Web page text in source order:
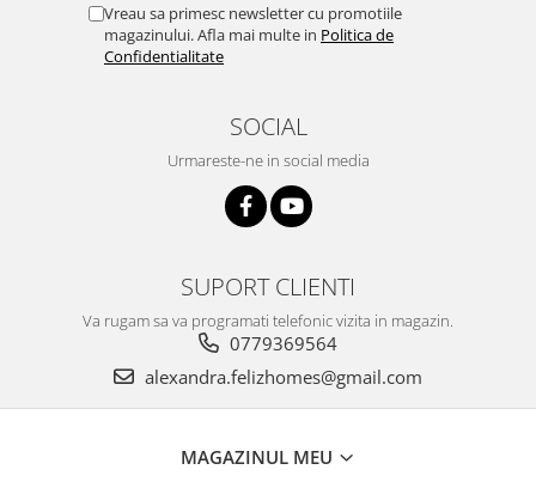
Vreau sa primesc newsletter cu promotiile
magazinului. Afla mai multe in Politica de
Confidentialitate
SOCIAL
Urmareste-ne in social media
SUPORT CLIENTI
Va rugam sa va programati telefonic vizita in magazin.
0779369564
alexandra.felizhomes@gmail.com
MAGAZINUL MEU